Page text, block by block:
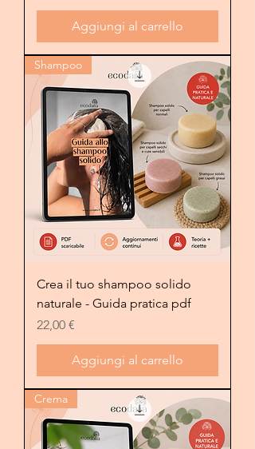
Aggiungi al carrello
Shampoo
Crea il tuo shampoo solido
naturale - Guida pratica pdf
Prezzo
22,00 €
Aggiungi al carrello
Crema